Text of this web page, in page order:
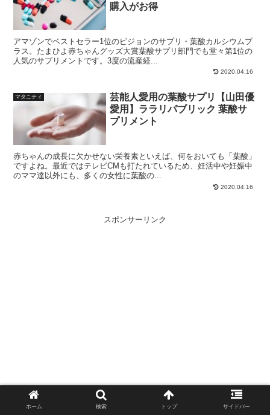
購入がお得
アマゾンでベストセラー1位のピジョンのサプリ・葉酸カルシウムプ
ラス。たまひよ赤ちゃんグッズ大賞葉酸サプリ部門でも堂々第1位の
人気のサプリメントです。3度の流産経...
2020.04.16
マタニティ
芸能人愛用の葉酸サプリ【山田優
愛用】ララリパブリック 葉酸サ
プリメント
赤ちゃんの成長に欠かせない栄養素といえば、何をおいても「葉酸」
ですよね。最近ではテレビCMも打たれているため、妊活中や妊娠中
のママ達以外にも、多くの女性に葉酸の...
2020.04.16
スポンサーリンク
ホーム 検索 トップ サイドバー